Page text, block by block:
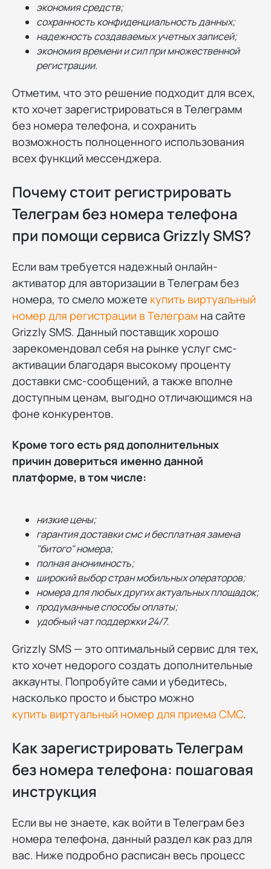
экономия средств;
сохранность конфиденциальность данных;
надежность создаваемых учетных записей;
экономия времени и сил при множественной
регистрации.
Отметим, что это решение подходит для всех,
кто хочет зарегистрироваться в Телеграмм
без номера телефона, и сохранить
возможность полноценного использования
всех функций мессенджера.
Почему стоит регистрировать
Телеграм без номера телефона
при помощи сервиса Grizzly SMS?
Если вам требуется надежный онлайн-
активатор для авторизации в Телеграм без
номера, то смело можете купить виртуальный
номер для регистрации в Телеграм на сайте
Grizzly SMS. Данный поставщик хорошо
зарекомендовал себя на рынке услуг смс-
активации благодаря высокому проценту
доставки смс-сообщений, а также вполне
доступным ценам, выгодно отличающимся на
фоне конкурентов.
Кроме того есть ряд дополнительных
причин довериться именно данной
платформе, в том числе:
низкие цены;
гарантия доставки смс и бесплатная замена
"битого" номера;
полная анонимность;
широкий выбор стран мобильных операторов;
номера для любых других актуальных площадок;
продуманные способы оплаты;
удобный чат поддержки 24/7.
Grizzly SMS — это оптимальный сервис для тех,
кто хочет недорого создать дополнительные
аккаунты. Попробуйте сами и убедитесь,
насколько просто и быстро можно
купить виртуальный номер для приема СМС.
Как зарегистрировать Телеграм
без номера телефона: пошаговая
инструкция
Если вы не знаете, как войти в Телеграм без
номера телефона, данный раздел как раз для
вас. Ниже подробно расписан весь процесс